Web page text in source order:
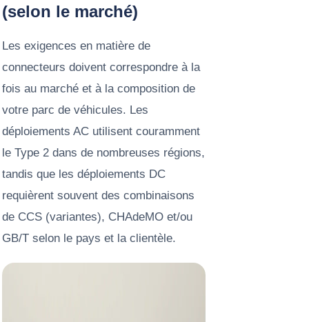
(selon le marché)
Les exigences en matière de
connecteurs doivent correspondre à la
fois au marché et à la composition de
votre parc de véhicules. Les
déploiements AC utilisent couramment
le Type 2 dans de nombreuses régions,
tandis que les déploiements DC
requièrent souvent des combinaisons
de CCS (variantes), CHAdeMO et/ou
GB/T selon le pays et la clientèle.